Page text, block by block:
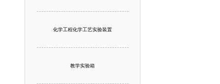
化学工程化学工艺实验装置
教学实验箱